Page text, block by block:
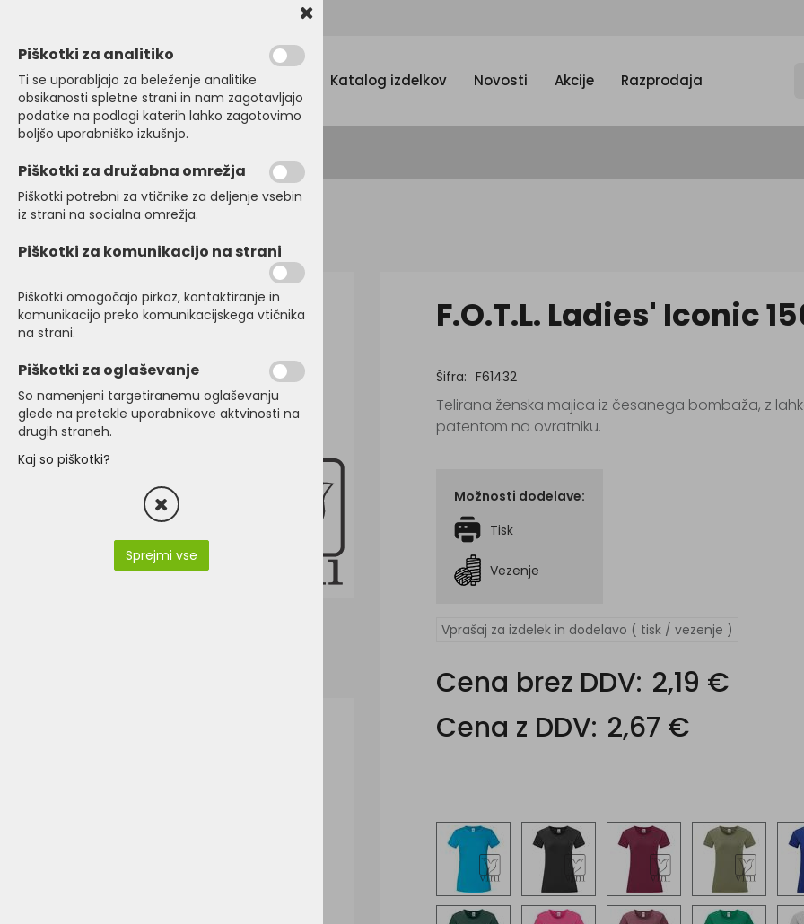
Menu Katalog izdelkov Novosti Akcije Razprodaja
Domov MAJICE Kratek rokav
F.O.T.L. Ladies' Iconic
Šifra: F61432
Telirana ženska majica iz česanega bombaža, z
patentom na ovratniku.
Možnosti dodelave:
Tisk
Vezenje
Vprašaj za izdelek in dodelavo ( tisk / vezenje )
Cena brez DDV: 2,19 €
Cena z DDV: 2,67 €
Piškotki za analitiko
Ti se uporabljajo za beleženje analitike
obsikanosti spletne strani in nam zagotavljajo
podatke na podlagi katerih lahko zagotovimo
boljšo uporabniško izkušnjo.
Piškotki za družabna omrežja
Piškotki potrebni za vtičnike za deljenje vsebin
iz strani na socialna omrežja.
Piškotki za komunikacijo na strani
Piškotki omogočajo pirkaz, kontaktiranje in
komunikacijo preko komunikacijskega vtičnika
na strani.
Piškotki za oglaševanje
So namenjeni targetiranemu oglaševanju
glede na pretekle uporabnikove aktvinosti na
drugih straneh.
Kaj so piškotki?
Sprejmi vse